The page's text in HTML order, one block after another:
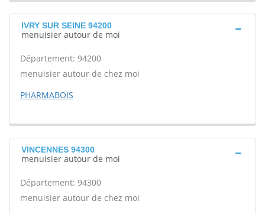
IVRY SUR SEINE 94200
menuisier autour de moi
Département: 94200
menuisier autour de chez moi
PHARMABOIS
VINCENNES 94300
menuisier autour de moi
Département: 94300
menuisier autour de chez moi